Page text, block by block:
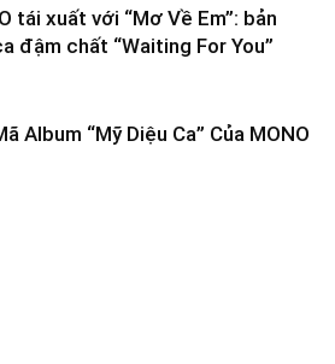
tái xuất với “Mơ Về Em”: bản
đậm chất “Waiting For You”
Album “Mỹ Diệu Ca” Của MONO